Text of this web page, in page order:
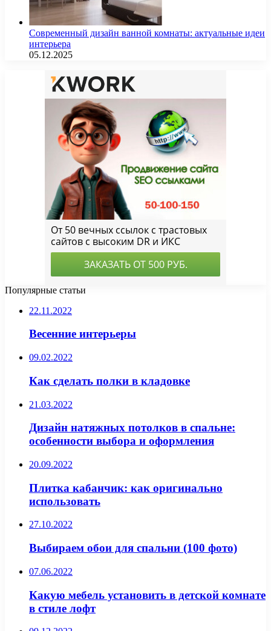
Современный дизайн ванной комнаты: актуальные идеи
интерьера
05.12.2025
Популярные статьи
22.11.2022
Весенние интерьеры
09.02.2022
Как сделать полки в кладовке
21.03.2022
Дизайн натяжных потолков в спальне:
особенности выбора и оформления
20.09.2022
Плитка кабанчик: как оригинально
использовать
27.10.2022
Выбираем обои для спальни (100 фото)
07.06.2022
Какую мебель установить в детской комнате
в стиле лофт